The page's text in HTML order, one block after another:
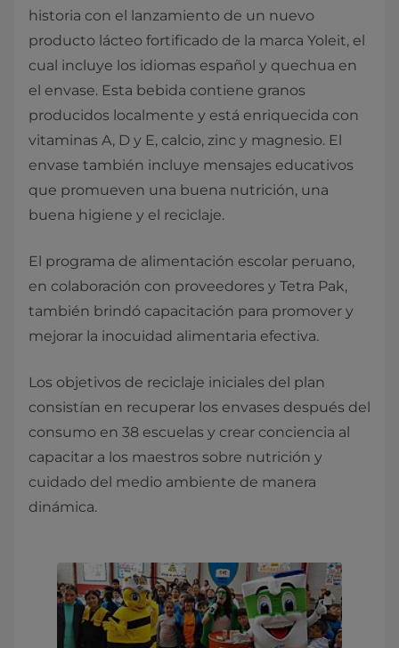
historia con el lanzamiento de un nuevo
producto lácteo fortificado de la marca Yoleit, el
cual incluye los idiomas español y quechua en
el envase. Esta bebida contiene granos
producidos localmente y está enriquecida con
vitaminas A, D y E, calcio, zinc y magnesio. El
envase también incluye mensajes educativos
que promueven una buena nutrición, una
buena higiene y el reciclaje.
El programa de alimentación escolar peruano,
en colaboración con proveedores y Tetra Pak,
también brindó capacitación para promover y
mejorar la inocuidad alimentaria efectiva.
Los objetivos de reciclaje iniciales del plan
consistían en recuperar los envases después del
consumo en 38 escuelas y crear conciencia al
capacitar a los maestros sobre nutrición y
cuidado del medio ambiente de manera
dinámica.